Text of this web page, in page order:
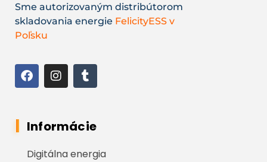
Sme autorizovaným distribútorom
skladovania energie FelicityESS v
Poľsku
Informácie
Digitálna energia